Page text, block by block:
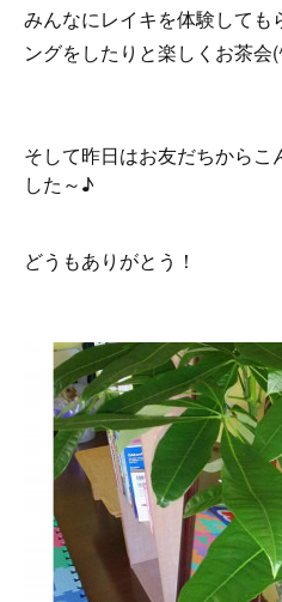
みんなにレイキを体験しても
ングをしたりと楽しくお茶会
そして昨日はお友だちからこ
した～♪
どうもありがとう！